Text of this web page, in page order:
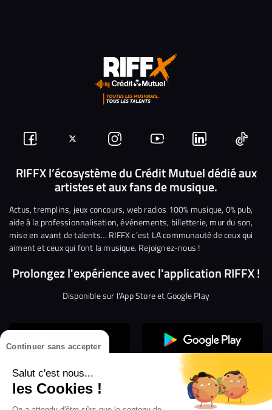
Continuer sans accepter
Salut c'est nous...
les Cookies !
Suivez-
nous
Facebook
Suivez-
nous
sur
Twitter
Nous
rejoindre
sur
Instagram
Nous
rejoindre
sur
YouTube
Nous
rejoindre
sur
Linkedin
Nous
RIFFX l’écosystème du Crédit Mutuel dédié aux
artistes et aux fans de musique.
Actus, tremplins, jeux concours, web radios 100% musique, 0% pub,
aide à la professionnalisation, événements, billetterie, mur du son,
mise en avant de talents… RIFFX c’est LA communauté de ceux qui
aiment et ceux qui font la musique. Rejoignez-nous !
Prolongez l'expérience avec l'application RIFFX !
Disponible sur l'App Store et Google Play